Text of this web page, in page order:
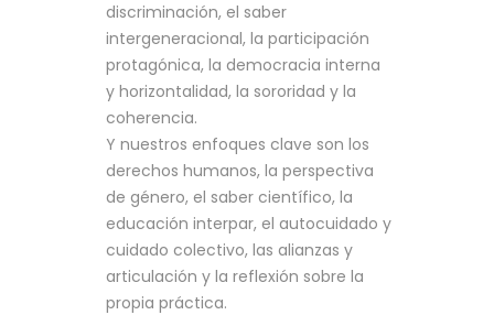
discriminación, el saber
intergeneracional, la participación
protagónica, la democracia interna
y horizontalidad, la sororidad y la
coherencia.
Y nuestros enfoques clave son los
derechos humanos, la perspectiva
de género, el saber científico, la
educación interpar, el autocuidado y
cuidado colectivo, las alianzas y
articulación y la reflexión sobre la
propia práctica.